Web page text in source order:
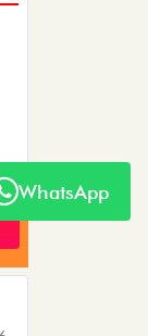
WhatsApp